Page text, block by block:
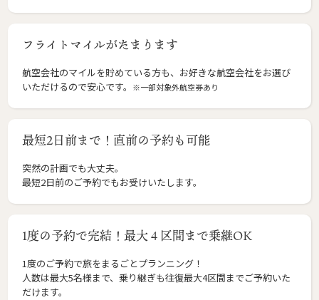
フライトマイルがたまります
航空会社のマイルを貯めている方も、お好きな航空会社をお選び
いただけるので安心です。
※一部対象外航空券あり
最短2日前まで！直前の予約も可能
突然の計画でも大丈夫。
最短2日前のご予約でもお受けいたします。
1度の予約で完結！最大４区間まで乗継OK
1度のご予約で旅をまるごとプランニング！
人数は最大5名様まで、乗り継ぎも往復最大4区間までご予約いた
だけます。